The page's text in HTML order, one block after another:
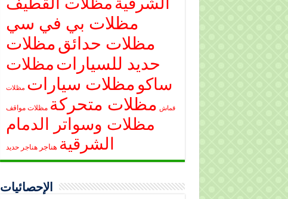
مظلات بي في سي
مظلات حدائقمظلات
حديد للسياراتمظلات
ساكو مظلات سيارات مظلات
قماش مظلات متحركة مظلات مواقف
مظلات وسواتر الدمام
الشرقية هناجر هناجر حديد
الإحصائيات